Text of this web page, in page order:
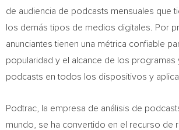
de audiencia de podcasts mensuales que
los demás tipos de medios digitales. Por
anunciantes tienen una métrica confiable
popularidad y el alcance de los programas
podcasts en todos los dispositivos y
Podtrac, la empresa de análisis de
mundo, se ha convertido en el recurso de